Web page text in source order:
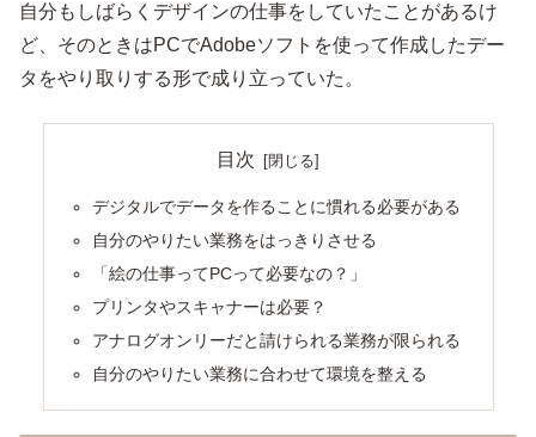
自分もしばらくデザインの仕事をしていたことがあるけ
ど、そのときはPCでAdobeソフトを使って作成したデー
タをやり取りする形で成り立っていた。
目次
デジタルでデータを作ることに慣れる必要がある
自分のやりたい業務をはっきりさせる
「絵の仕事ってPCって必要なの？」
プリンタやスキャナーは必要？
アナログオンリーだと請けられる業務が限られる
自分のやりたい業務に合わせて環境を整える